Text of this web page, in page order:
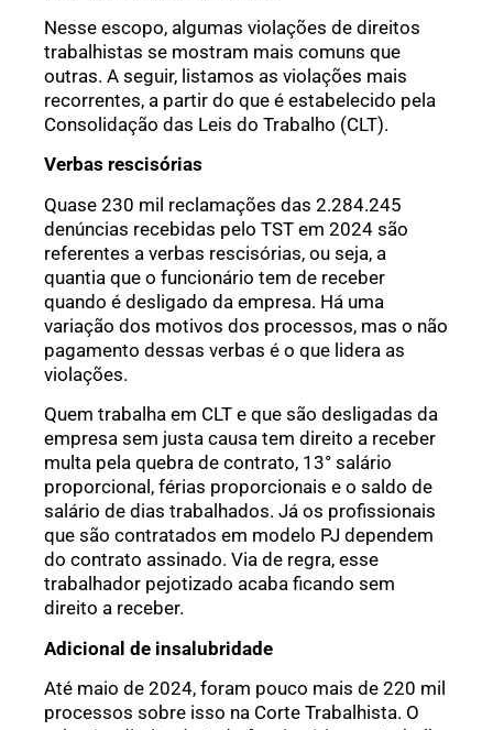
Nesse escopo, algumas violações de direitos
trabalhistas se mostram mais comuns que
outras. A seguir, listamos as violações mais
recorrentes, a partir do que é estabelecido pela
Consolidação das Leis do Trabalho (CLT).
Verbas rescisórias
Quase 230 mil reclamações das 2.284.245
denúncias recebidas pelo TST em 2024 são
referentes a verbas rescisórias, ou seja, a
quantia que o funcionário tem de receber
quando é desligado da empresa. Há uma
variação dos motivos dos processos, mas o não
pagamento dessas verbas é o que lidera as
violações.
Quem trabalha em CLT e que são desligadas da
empresa sem justa causa tem direito a receber
multa pela quebra de contrato, 13° salário
proporcional, férias proporcionais e o saldo de
salário de dias trabalhados. Já os profissionais
que são contratados em modelo PJ dependem
do contrato assinado. Via de regra, esse
trabalhador pejotizado acaba ficando sem
direito a receber.
Adicional de insalubridade
Até maio de 2024, foram pouco mais de 220 mil
processos sobre isso na Corte Trabalhista. O